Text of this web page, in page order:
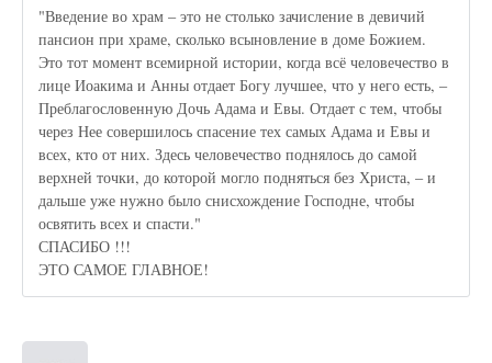
"Введение во храм – это не столько зачисление в девичий
пансион при храме, сколько всыновление в доме Божием.
Это тот момент всемирной истории, когда всё человечество в
лице Иоакима и Анны отдает Богу лучшее, что у него есть, –
Преблагословенную Дочь Адама и Евы. Отдает с тем, чтобы
через Нее совершилось спасение тех самых Адама и Евы и
всех, кто от них. Здесь человечество поднялось до самой
верхней точки, до которой могло подняться без Христа, – и
дальше уже нужно было снисхождение Господне, чтобы
освятить всех и спасти."
СПАСИБО !!!
ЭТО САМОЕ ГЛАВНОЕ!